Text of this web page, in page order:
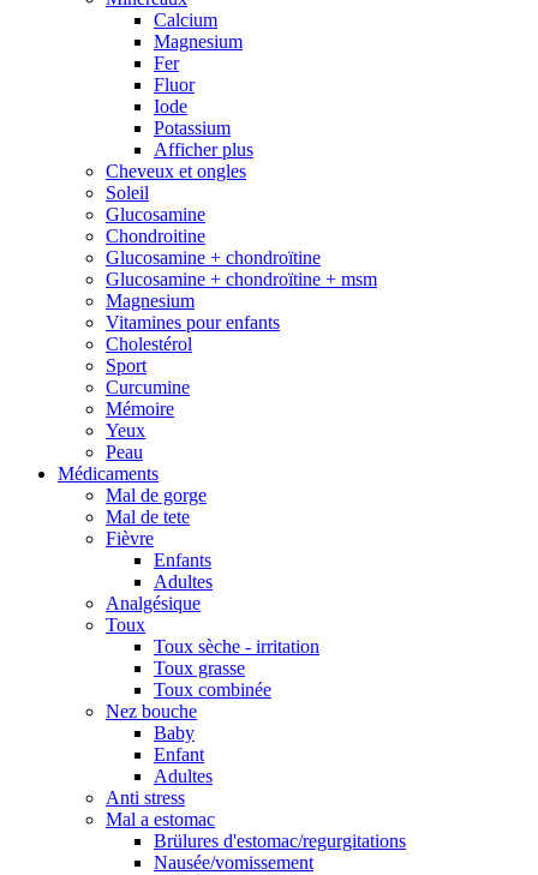
Calcium
Magnesium
Fer
Fluor
Iode
Potassium
Afficher plus
Cheveux et ongles
Soleil
Glucosamine
Chondroitine
Glucosamine + chondroïtine
Glucosamine + chondroïtine + msm
Magnesium
Vitamines pour enfants
Cholestérol
Sport
Curcumine
Mémoire
Yeux
Peau
Médicaments
Mal de gorge
Mal de tete
Fièvre
Enfants
Adultes
Analgésique
Toux
Toux sèche - irritation
Toux grasse
Toux combinée
Nez bouche
Baby
Enfant
Adultes
Anti stress
Mal a estomac
Brülures d'estomac/regurgitations
Nausée/vomissement